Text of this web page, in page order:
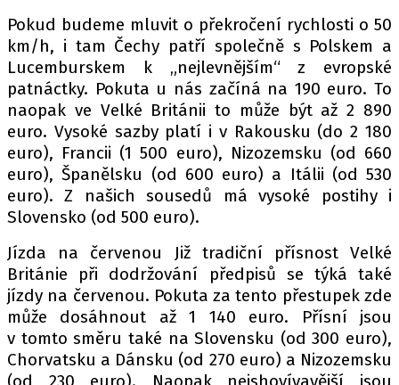
Pokud budeme mluvit o překročení rychlosti o 50
km/h, i tam Čechy patří společně s Polskem a
Lucemburskem k „nejlevnějším“ z evropské
patnáctky. Pokuta u nás začíná na 190 euro. To
naopak ve Velké Británii to může být až 2 890
euro. Vysoké sazby platí i v Rakousku (do 2 180
euro), Francii (1 500 euro), Nizozemsku (od 660
euro), Španělsku (od 600 euro) a Itálii (od 530
euro). Z našich sousedů má vysoké postihy i
Slovensko (od 500 euro).
Jízda na červenou Již tradiční přísnost Velké
Británie při dodržování předpisů se týká také
jízdy na červenou. Pokuta za tento přestupek zde
může dosáhnout až 1 140 euro. Přísní jsou
v tomto směru také na Slovensku (od 300 euro),
Chorvatsku a Dánsku (od 270 euro) a Nizozemsku